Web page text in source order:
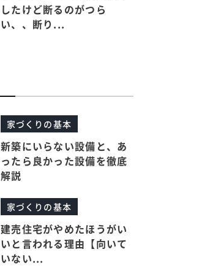
したけど断るのがつら
い、、断り...
家づくりの基本
新築にいらない設備と、あ
ったら良かった設備を徹底
解説
家づくりの基本
建売住宅がやめたほうがい
いと言われる理由【向いて
いない...